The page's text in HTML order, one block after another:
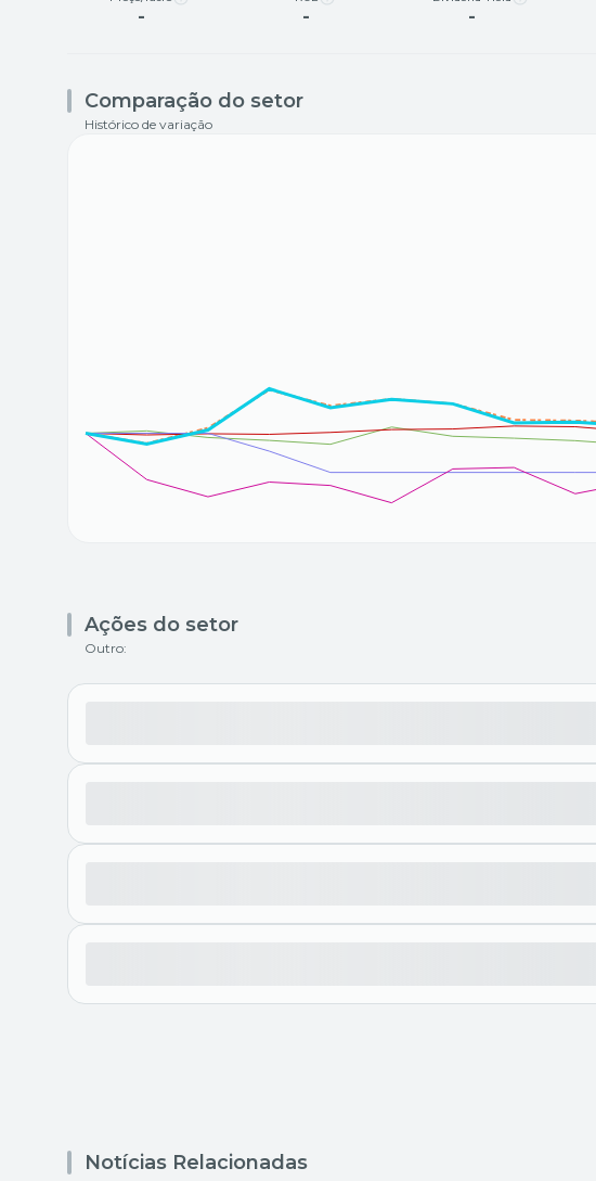
- - -
Comparação do setor
Histórico de variação
Ações do setor
Outro:
Notícias Relacionadas